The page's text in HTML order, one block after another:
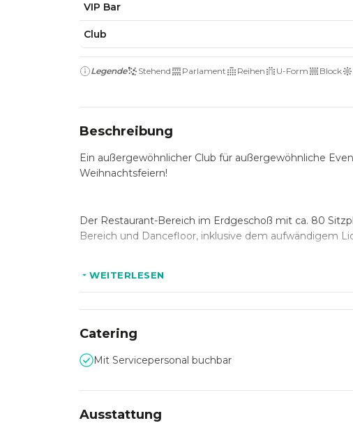
VIP Bar
Club
Legende Stehend Parlament Reihen U-Form Block
Beschreibung
Ein außergewöhnlicher Club für außergewöhnliche
Weihnachtsfeiern!
Der Restaurant-Bereich im Erdgeschoß mit ca. 80
Bereich und Dancefloor, inklusive dem aufwändigem
Die außergewöhnliche Lage des Nachtclubs, direkt
Prominente von Tina Turner, Mick Jagger und auch
durch.
WEITERLESEN
Catering
Mit Servicepersonal buchbar
Ausstattung